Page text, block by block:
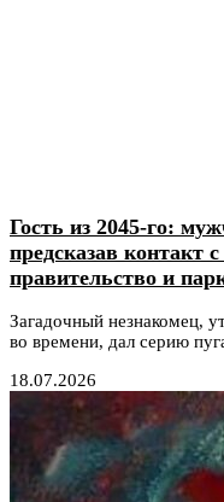
Гость из 2045-го:
предсказав контакт
правительство и
Загадочный незнакомец,
во времени, дал серию
18.07.2026